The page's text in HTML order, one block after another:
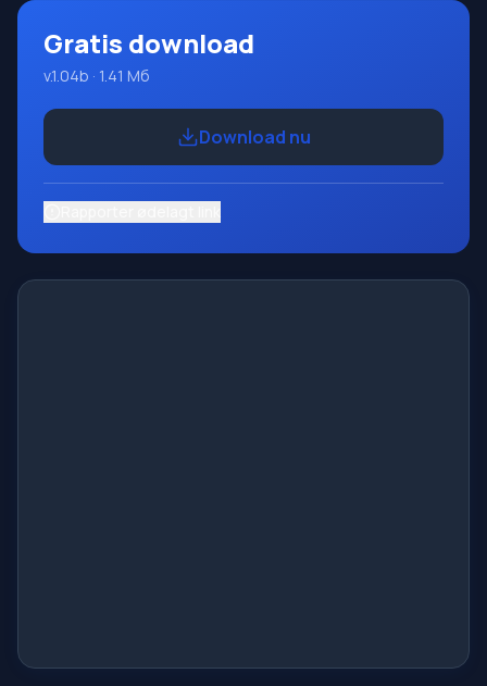
Gratis download
v.1.04b · 1.41 Mб
Download nu